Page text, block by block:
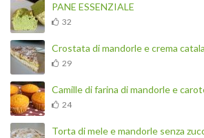
PANE ESSENZIALE
32
Crostata di mandorle e crema
29
Camille di farina di mandorle e
24
Torta di mele e mandorle senza